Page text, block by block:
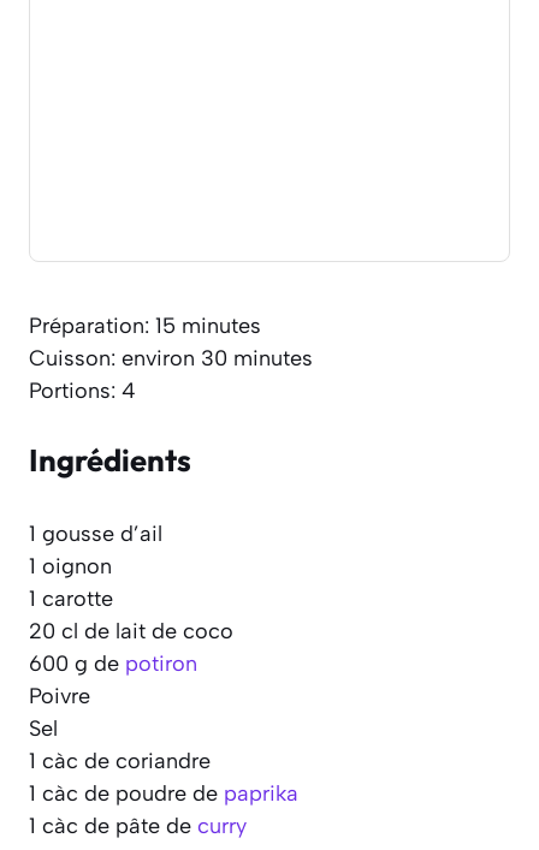
Préparation: 15 minutes
Cuisson: environ 30 minutes
Portions: 4
Ingrédients
1 gousse d’ail
1 oignon
1 carotte
20 cl de lait de coco
600 g de potiron
Poivre
Sel
1 càc de coriandre
1 càc de poudre de paprika
1 càc de pâte de curry